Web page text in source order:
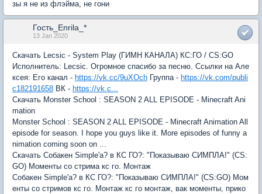
зы я не из флэйма, не гони
Гость_Enrila_*
13 Jan 2020
Скачать Lecsic - System Play (ГИМН КАНАЛА) КС:ГО / CS:GO
Исполнитель: Lecsic. Огромное спасибо за песню. Ссылки на Але
ксея: Его канал - https://vk.cc/9uXOch Группа - https://vk.com/publi
c182191658 ВК - https://vk.c...
Скачать Monster School : SEASON 2 ALL EPISODE - Minecraft Ani
mation
Monster School : SEASON 2 ALL EPISODE - Minecraft Animation All
episode for season. I hope you guys like it. More episodes of funny a
nimation coming soon on ...
Скачать Cобакен Simple'a? в КС ГО?: "Показываю СИМПЛА!" (CS:
GO) Моменты со стрима кс го. Монтаж
Cобакен Simple'a? в КС ГО?: "Показываю СИМПЛА!" (CS:GO) Мом
енты со стримов кс го. Монтаж кс го монтаж, вак моменты, прико